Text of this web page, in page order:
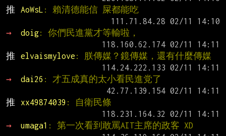
推
AoWsL : 賴清德能信 屎都能吃
→
doig: 你們民進黨才等輸啦，
推
elvaismylove : 朕傳媒？鏡傳媒，還有什麼傳媒
→
dai26 : 才五成真的太小看民進党了
推
xx49874039 : 自衛民條
→
umaga1 : 第一次看到敢罵AIT主席的政客 XD